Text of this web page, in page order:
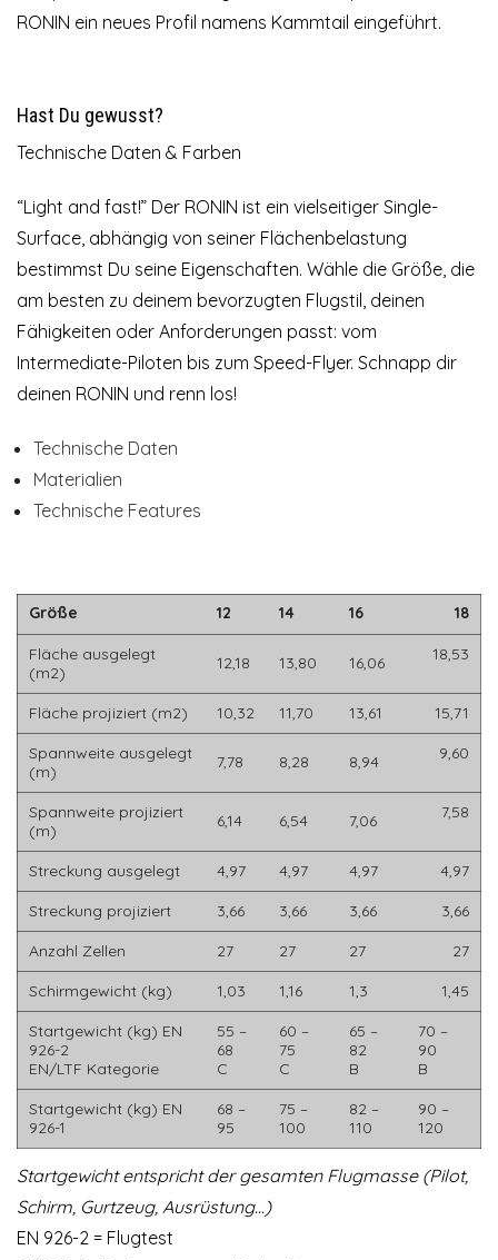
RONIN ein neues Profil namens Kammtail eingeführt.
Hast Du gewusst?
Technische Daten & Farben
“Light and fast!” Der RONIN ist ein vielseitiger Single-
Surface, abhängig von seiner Flächenbelastung
bestimmst Du seine Eigenschaften. Wähle die Größe, die
am besten zu deinem bevorzugten Flugstil, deinen
Fähigkeiten oder Anforderungen passt: vom
Intermediate-Piloten bis zum Speed-Flyer. Schnapp dir
deinen RONIN und renn los!
Technische Daten
Materialien
Technische Features
Größe 12 14 16 18
Fläche ausgelegt
(m2)
12,18 13,80 16,06 18,53
Fläche projiziert (m2) 10,32 11,70 13,61
15,71
Spannweite ausgelegt
(m)
7,78 8,28 8,94 9,60
Spannweite projiziert
(m)
6,14 6,54 7,06 7,58
Streckung ausgelegt 4,97 4,97 4,97
4,97
Streckung projiziert
3,66 3,66 3,66
3,66
Anzahl Zellen
27 27 27
27
Schirmgewicht (kg)
1,03 1,16 1,3
1,45
Startgewicht (kg) EN
926-2
EN/LTF Kategorie
55 –
68
C
60 –
75
C
65 –
82
B
70 –
90
B
Startgewicht (kg) EN
926-1
68 –
95
75 –
100
82 –
110
90 –
120
Startgewicht entspricht der gesamten Flugmasse (Pilot,
Schirm, Gurtzeug, Ausrüstung…)
EN 926-2 = Flugtest